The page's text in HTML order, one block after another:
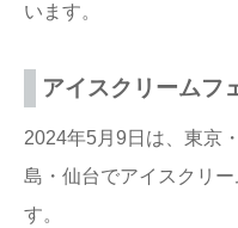
います。
アイスクリーム
2024年5月9日は、東京
島・仙台でアイスクリ
す。